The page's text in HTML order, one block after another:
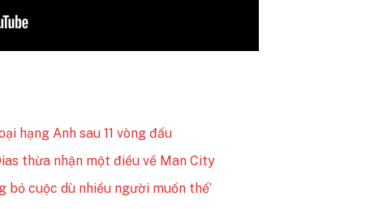
hạng Anh sau 11 vòng đấu
thừa nhận một điều về Man City
bỏ cuộc dù nhiều người muốn thế’